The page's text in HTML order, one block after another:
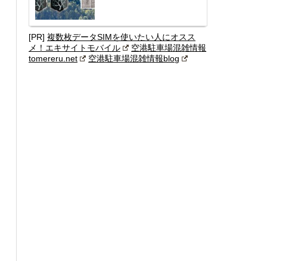
[PR] 複数枚データSIMを使いたい人にオスス
メ！エキサイトモバイル
空港駐車場混雑情報
tomereru.net
空港駐車場混雑情報blog